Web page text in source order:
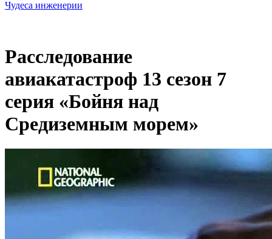
Чудеса инженерии
Расследование
авиакатастроф 13 сезон 7
серия «Бойня над
Средиземным морем»